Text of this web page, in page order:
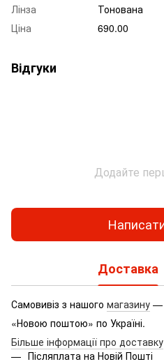
Лінза
Тонована
Ціна
690.00
Відгуки
Додайте
Доставка
Самовивіз з нашого магазину —
«Новою поштою» по Україні.
Більше інформації про доставку
Післяплата на Новій Пошті